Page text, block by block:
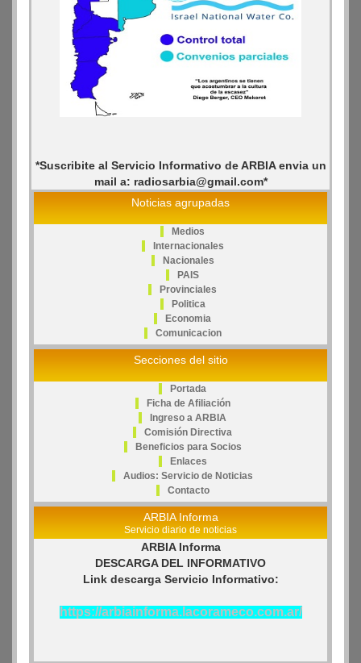
*Suscribite al Servicio Informativo de ARBIA envia un
mail a: radiosarbia@gmail.com*
Noticias agrupadas
Medios
Internacionales
Nacionales
PAIS
Provinciales
Politica
Economia
Comunicacion
Secciones del sitio
Portada
Ficha de Afiliación
Ingreso a ARBIA
Comisión Directiva
Beneficios para Socios
Enlaces
Audios: Servicio de Noticias
Contacto
ARBIA Informa
Servicio diario de noticias
ARBIA Informa
DESCARGA DEL INFORMATIVO
Link descarga Servicio Informativo:
https://arbiainforma.lacorameco.com.ar/